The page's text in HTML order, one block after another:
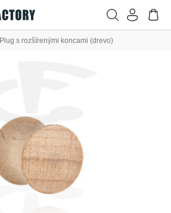
Plug s rozšírenými koncami (drevo)